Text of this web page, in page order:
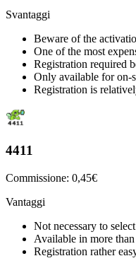
Svantaggi
Beware of the
One of the most
Registration required
Only available for on-
Registration is
4411
Commissione: 0,45€
Vantaggi
Not necessary to
Available in more
Registration rather